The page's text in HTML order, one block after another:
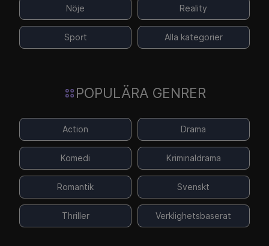
Nöje Reality
Sport Alla kategorier
POPULÄRA GENRER
Action Drama
Komedi Kriminaldrama
Romantik Svenskt
Thriller Verklighetsbaserat